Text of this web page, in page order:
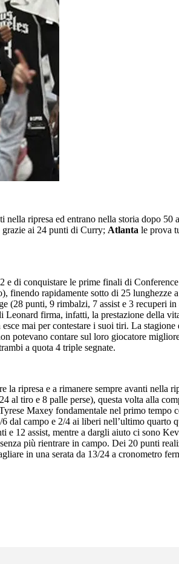
ripresa ed entrano nella storia dopo 50
grazie ai 24 punti di Curry; Atlanta le prova
di conquistare le prime finali di
rapidamente sotto di 25
punti, 9 rimbalzi, 7 assist e 3 recuperi
firma, infatti, la prestazione della
mai per contestare i suoi tiri. La
potevano contare sul loro giocatore
a quota 4 triple segnate.
ripresa e a rimanere sempre avanti nella
tiro e 8 palle perse), questa volta alla
Maxey fondamentale nel primo
campo e 2/4 ai liberi nell’ultimo quarto
e 12 assist, mentre a dargli aiuto ci sono
più rientrare in campo. Dei 20 punti
in una serata da 13/24 a cronometro